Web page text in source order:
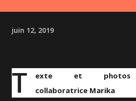
juin 12, 2019
T
exte et
collaboratrice Marika